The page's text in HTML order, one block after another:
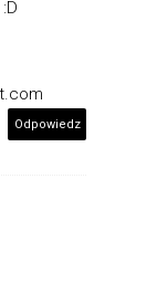
Odpowiedz